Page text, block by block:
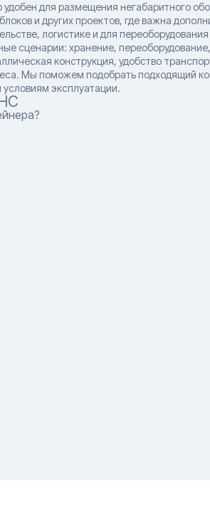
для размещения негабаритного
и других проектов, где важна
логистике и для
сценарии: хранение,
конструкция, удобство
Мы поможем подобрать подходящий
эксплуатации.